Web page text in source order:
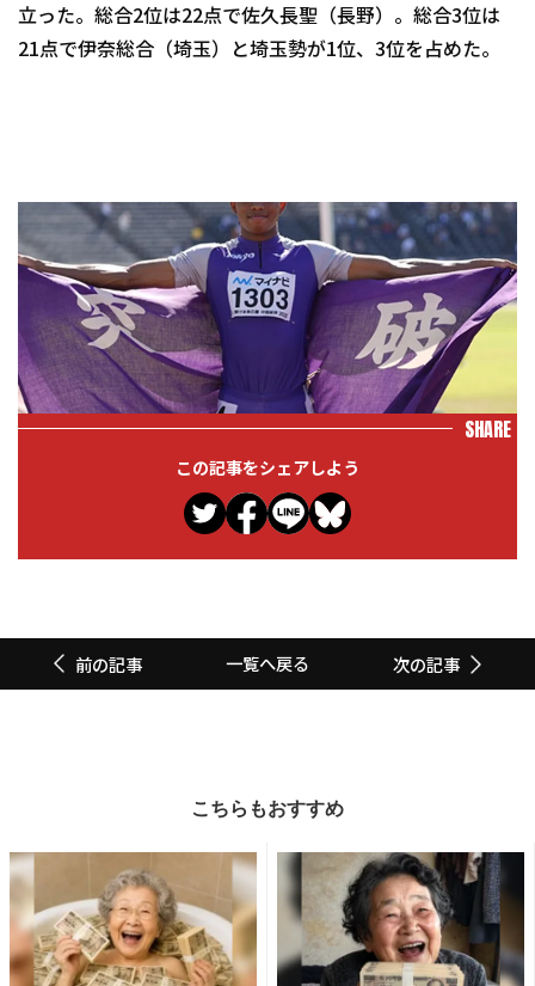
立った。総合2位は22点で佐久長聖（長野）。総合3位は
21点で伊奈総合（埼玉）と埼玉勢が1位、3位を占めた。
SHARE
この記事をシェアしよう
前の記事 一覧へ戻る 次の記事
こちらもおすすめ